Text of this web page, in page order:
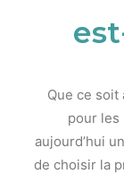
Que ce soit
pour les
aujourd’hui
de choisir la